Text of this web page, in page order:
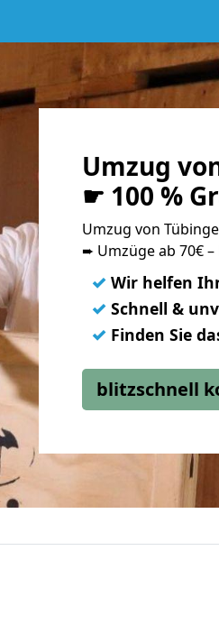
Umzug
☛ 100 %
Umzug von
➨ Umzüge ab 70€
✓ Wir helfen
✓ Schnell &
✓ Finden Sie
blitzschnell